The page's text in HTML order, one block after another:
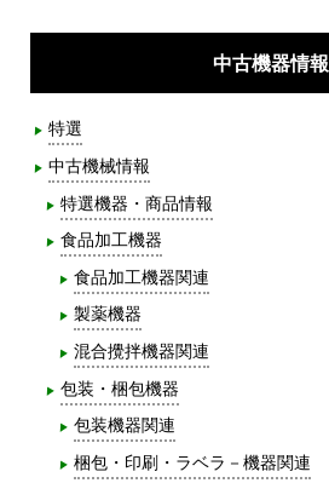
中古機器情報
特選
中古機械情報
特選機器・商品情報
食品加工機器
食品加工機器関連
製薬機器
混合攪拌機器関連
包装・梱包機器
包装機器関連
梱包・印刷・ラベラ－機器関連